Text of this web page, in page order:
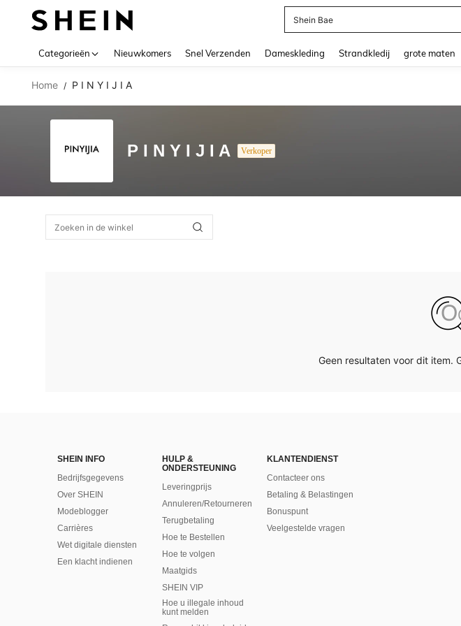
Shein Bae
Categorieën Nieuwkomers Snel Verzenden Dameskleding Strandkledij grote maten
Home / P I N Y I J I A
P I N Y I J I A Verkoper
Geen resultaten voor dit item.
SHEIN INFO
Bedrijfsgegevens
Over SHEIN
Modeblogger
Carrières
Wet digitale diensten
Een klacht indienen
HULP &
ONDERSTEUNING
Leveringprijs
Annuleren/Retourneren
Terugbetaling
Hoe te Bestellen
Hoe te volgen
Maatgids
SHEIN VIP
Hoe u illegale inhoud
kunt melden
KLANTENDIENST
Contacteer ons
Betaling & Belastingen
Bonuspunt
Veelgestelde vragen